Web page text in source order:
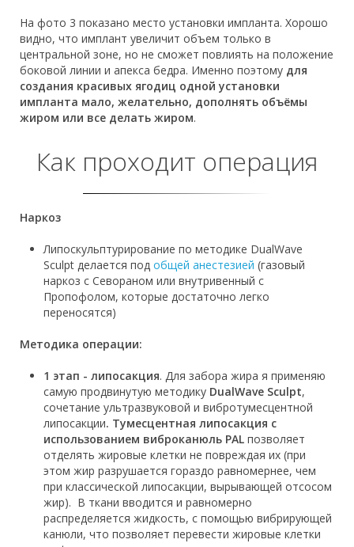
На фото 3 показано место установки импланта. Хорошо
видно, что имплант увеличит объем только в
центральной зоне, но не сможет повлиять на положение
боковой линии и апекса бедра. Именно поэтому для
создания красивых ягодиц одной установки
импланта мало, желательно, дополнять объёмы
жиром или все делать жиром.
Как проходит операция
Наркоз
Липоскульптурирование по методике DualWave
Sculpt делается под общей анестезией (газовый
наркоз с Севораном или внутривенный с
Пропофолом, которые достаточно легко
переносятся)
Методика операции:
1 этап - липосакция. Для забора жира я применяю
самую продвинутую методику DualWave Sculpt,
сочетание ультразвуковой и вибротумесцентной
липосакции. Тумесцентная липосакция с
использованием виброканюль PAL позволяет
отделять жировые клетки не повреждая их (при
этом жир разрушается гораздо равномернее, чем
при классической липосакции, вырывающей отсосом
жир). В ткани вводится и равномерно
распределяется жидкость, с помощью вибрирующей
канюли, что позволяет перевести жировые клетки